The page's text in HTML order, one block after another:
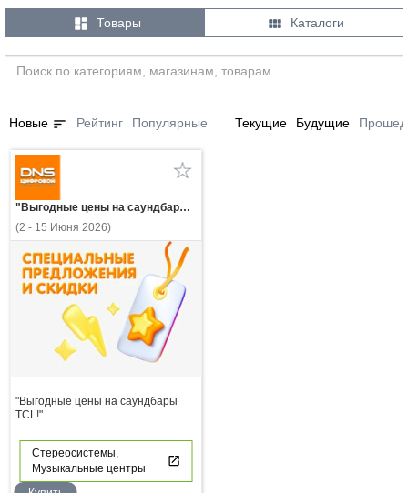
 Товары  Каталоги
Новые sort Рейтинг Популярные Текущие Будущие
"Выгодные цены на саундбары TCL!"
(2 - 15 Июня 2026)
"Выгодные цены на саундбары
TCL!"
Стереосистемы,
Музыкальные центры